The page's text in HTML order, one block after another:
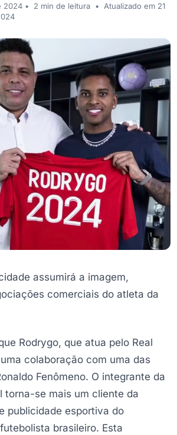
2024 • 2 min de leitura •
Atualizado em 21
assumirá a imagem,
comerciais do atleta da
Rodrygo, que atua pelo Real
colaboração com uma das
Fenômeno. O integrante da
torna-se mais um cliente da
publicidade esportiva do
brasileiro. Esta